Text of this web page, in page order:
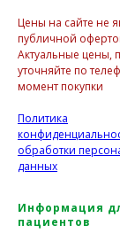
Цены на сайте не
публичной
Актуальные цены,
уточняйте по
момент покупки
Политика
обработки
данных
Информация
пациентов